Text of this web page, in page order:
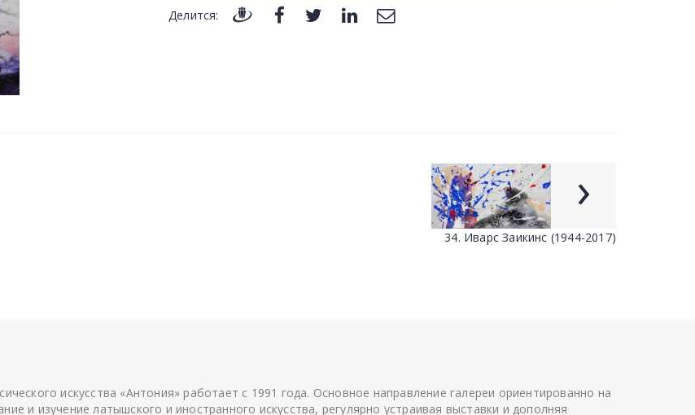
Делится:
›
34. Иварс Заикинс (1944-2017)
искусства «Антония» работает с 1991 года. Основное направление галереи ориентированно на
и изучение латышского и иностранного искусства, регулярно устраивая выставки и дополняя